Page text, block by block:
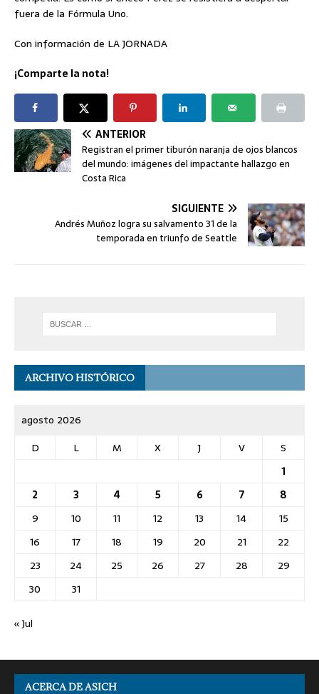
fuera de la Fórmula Uno.
Con información de LA JORNADA
¡Comparte la nota!
ANTERIOR
Registran el primer tiburón naranja de ojos blancos
del mundo: imágenes del impactante hallazgo en
Costa Rica
SIGUIENTE
Andrés Muñoz logra su salvamento 31 de la
temporada en triunfo de Seattle
ARCHIVO HISTÓRICO
agosto 2026
D
L M X J V
S
1
2
3 4 5 6 7
8
9
10 11 12 13 14
15
16
17 18 19 20 21
22
23
24 25 26 27 28
29
30
31
« Jul
ACERCA DE ASICH